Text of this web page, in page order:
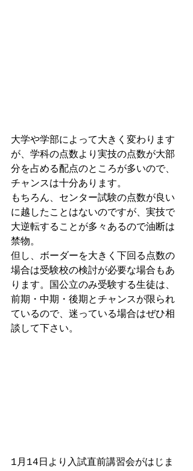
大学や学部によって大きく変わります
が、学科の点数より実技の点数が大部
分を占める配点のところが多いので、
チャンスは十分あります。
もちろん、センター試験の点数が良い
に越したことはないのですが、実技で
大逆転することが多々あるので油断は
禁物。
但し、ボーダーを大きく下回る点数の
場合は受験校の検討が必要な場合もあ
ります。国公立のみ受験する生徒は、
前期・中期・後期とチャンスが限られ
ているので、迷っている場合はぜひ相
談して下さい。
1月14日より入試直前講習会がはじま